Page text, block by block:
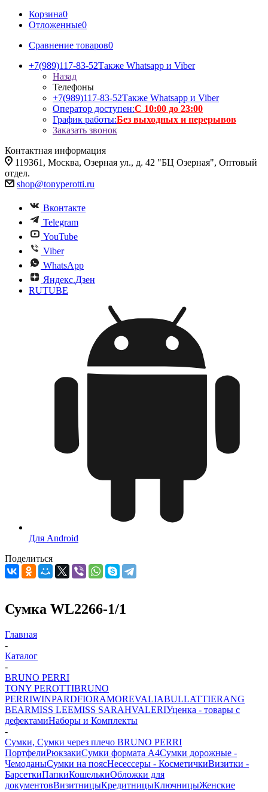
Корзина0
Отложенные0
Сравнение товаров0
+7(989)117-83-52Также Whatsapp и Viber
Назад
Телефоны
+7(989)117-83-52Также Whatsapp и Viber
Оператор доступен:С 10:00 до 23:00
График работы:Без выходных и перерывов
Заказать звонок
Контактная информация
119361, Москва, Озерная ул., д. 42 "БЦ Озерная", Оптовый
отдел.
shop@tonyperotti.ru
Вконтакте
Telegram
YouTube
Viber
WhatsApp
Яндекс.Дзен
RUTUBE
Для Android
Поделиться
Сумка WL2266-1/1
Главная
-
Каталог
-
BRUNO PERRI
TONY PEROTTIBRUNO
PERRIWINPARDFIORAMOREVALIABULLATTIERANG
BEARMISS LEEMISS SARAHVALERIУценка - товары с
дефектамиНаборы и Комплекты
-
Сумки, Сумки через плечо BRUNO PERRI
ПортфелиРюкзакиСумки формата А4Сумки дорожные -
ЧемоданыСумки на поясНесессеры - КосметичкиВизитки -
БарсеткиПапкиКошелькиОбложки для
документовВизитницыКредитницыКлючницыЖенские